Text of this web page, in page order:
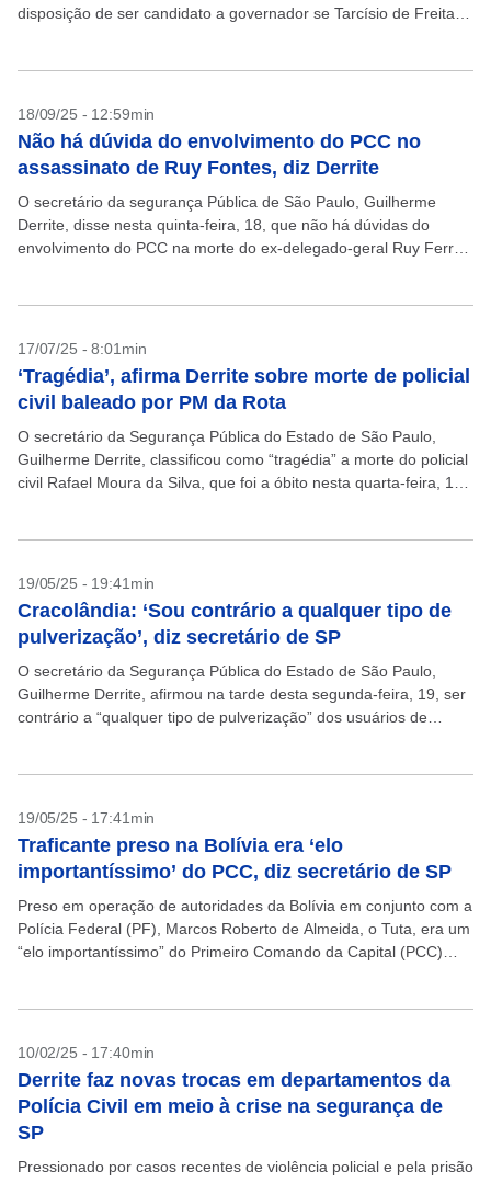
disposição de ser candidato a governador se Tarcísio de Freitas
18/09/25 - 12:59min
Não há dúvida do envolvimento do PCC no
assassinato de Ruy Fontes, diz Derrite
O secretário da segurança Pública de São Paulo, Guilherme
Derrite, disse nesta quinta-feira, 18, que não há dúvidas do
envolvimento do PCC na morte do ex-delegado-geral Ruy Ferraz
17/07/25 - 8:01min
‘Tragédia’, afirma Derrite sobre morte de policial
civil baleado por PM da Rota
O secretário da Segurança Pública do Estado de São Paulo,
Guilherme Derrite, classificou como “tragédia” a morte do policial
civil Rafael Moura da Silva, que foi a óbito nesta quarta-feira, 16,
19/05/25 - 19:41min
Cracolândia: ‘Sou contrário a qualquer tipo de
pulverização’, diz secretário de SP
O secretário da Segurança Pública do Estado de São Paulo,
Guilherme Derrite, afirmou na tarde desta segunda-feira, 19, ser
contrário a “qualquer tipo de pulverização” dos usuários de
19/05/25 - 17:41min
Traficante preso na Bolívia era ‘elo
importantíssimo’ do PCC, diz secretário de SP
Preso em operação de autoridades da Bolívia em conjunto com a
Polícia Federal (PF), Marcos Roberto de Almeida, o Tuta, era um
“elo importantíssimo” do Primeiro Comando da Capital (PCC)
10/02/25 - 17:40min
Derrite faz novas trocas em departamentos da
Polícia Civil em meio à crise na segurança de
SP
Pressionado por casos recentes de violência policial e pela prisão